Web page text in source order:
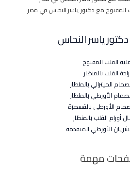
المفتوح مع دكتور ياسر النحاس في مصر
ياسر النحاس
القلب المفتوح
القلب بالمنظار
الميترالي بالمنظار
الأورطي بالمنظار
الأورطي بالقسطرة
أورام القلب بالمنظار
الأورطي المتقدمة
مهمة